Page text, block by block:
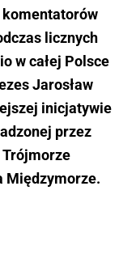
komentatorów
licznych
w całej Polsce
Jarosław
inicjatywie
przez
Międzymorze.